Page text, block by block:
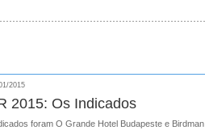
2015
2015: Os Indicados
foram O Grande Hotel Budapeste e Birdman